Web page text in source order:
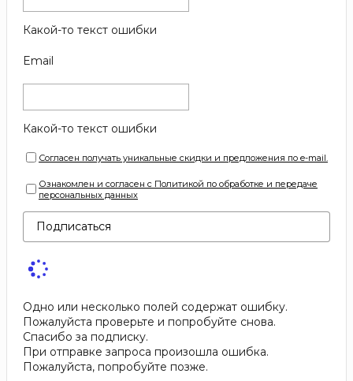
Какой-то текст ошибки
Email
Какой-то текст ошибки
Согласен получать уникальные скидки и предложения по e-mail.
Ознакомлен и согласен с Политикой по обработке и передаче
персональных данных
Подписаться
Одно или несколько полей содержат ошибку.
Пожалуйста проверьте и попробуйте снова.
Спасибо за подписку.
При отправке запроса произошла ошибка.
Пожалуйста, попробуйте позже.